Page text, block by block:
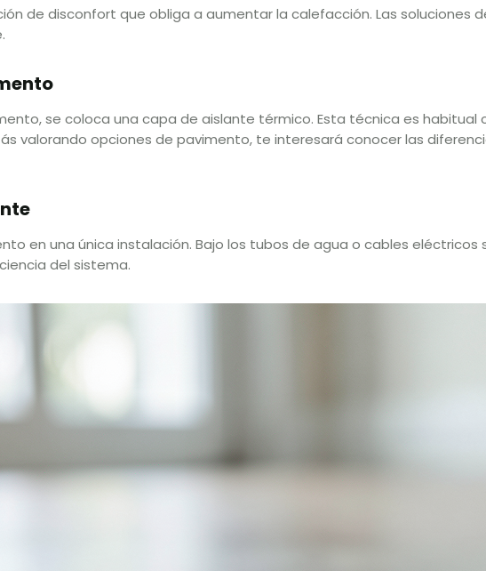
de disconfort que obliga a aumentar la calefacción. Las soluciones
se coloca una capa de aislante térmico. Esta técnica es
valorando opciones de pavimento, te interesará conocer las
en una única instalación. Bajo los tubos de agua o cables
del sistema.